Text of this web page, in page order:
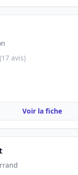
(17 avis)
Voir la fiche